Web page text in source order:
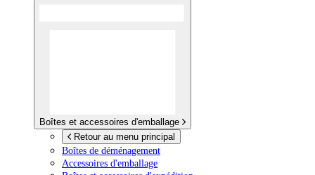
Boîtes et accessoires d'emballage
Retour au menu principal
Boîtes de déménagement
Accessoires d'emballage